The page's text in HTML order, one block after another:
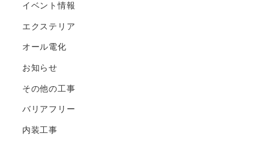
イベント情報
エクステリア
オール電化
お知らせ
その他の工事
バリアフリー
内装工事